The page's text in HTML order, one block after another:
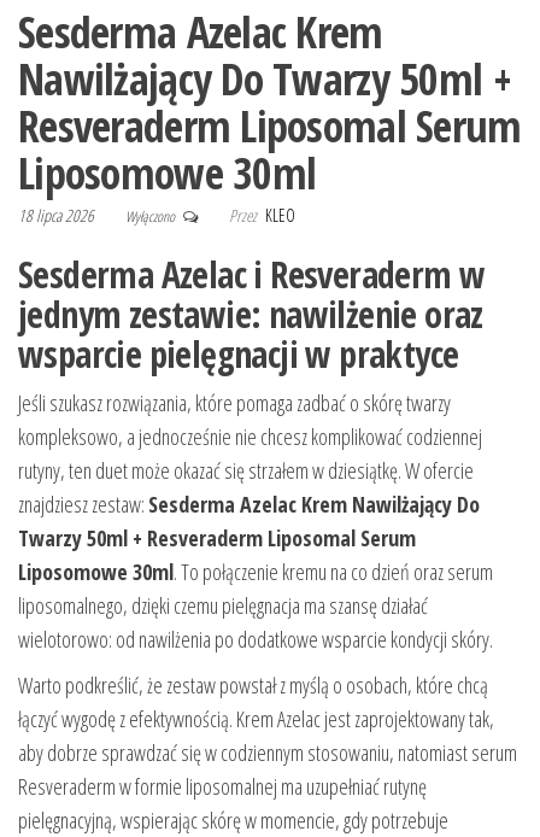
Sesderma Azelac Krem
Nawilżający Do Twarzy 50ml +
Resveraderm Liposomal Serum
Liposomowe 30ml
18 lipca 2026 Wyłączono Przez KLEO
Sesderma Azelac i Resveraderm w
jednym zestawie: nawilżenie oraz
wsparcie pielęgnacji w praktyce
Jeśli szukasz rozwiązania, które pomaga zadbać o skórę twarzy
kompleksowo, a jednocześnie nie chcesz komplikować codziennej
rutyny, ten duet może okazać się strzałem w dziesiątkę. W ofercie
znajdziesz zestaw: Sesderma Azelac Krem Nawilżający Do
Twarzy 50ml + Resveraderm Liposomal Serum
Liposomowe 30ml. To połączenie kremu na co dzień oraz serum
liposomalnego, dzięki czemu pielęgnacja ma szansę działać
wielotorowo: od nawilżenia po dodatkowe wsparcie kondycji skóry.
Warto podkreślić, że zestaw powstał z myślą o osobach, które chcą
łączyć wygodę z efektywnością. Krem Azelac jest zaprojektowany tak,
aby dobrze sprawdzać się w codziennym stosowaniu, natomiast serum
Resveraderm w formie liposomalnej ma uzupełniać rutynę
pielęgnacyjną, wspierając skórę w momencie, gdy potrzebuje